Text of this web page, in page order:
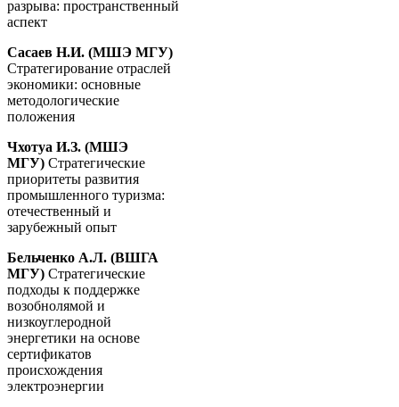
разрыва: пространственный
аспект
Сасаев Н.И. (МШЭ МГУ)
Стратегирование отраслей
экономики: основные
методологические
положения
Чхотуа И.З. (МШЭ
МГУ) Стратегические
приоритеты развития
промышленного туризма:
отечественный и
зарубежный опыт
Бельченко А.Л. (ВШГА
МГУ) Стратегические
подходы к поддержке
возобнолямой и
низкоуглеродной
энергетики на основе
сертификатов
происхождения
электроэнергии